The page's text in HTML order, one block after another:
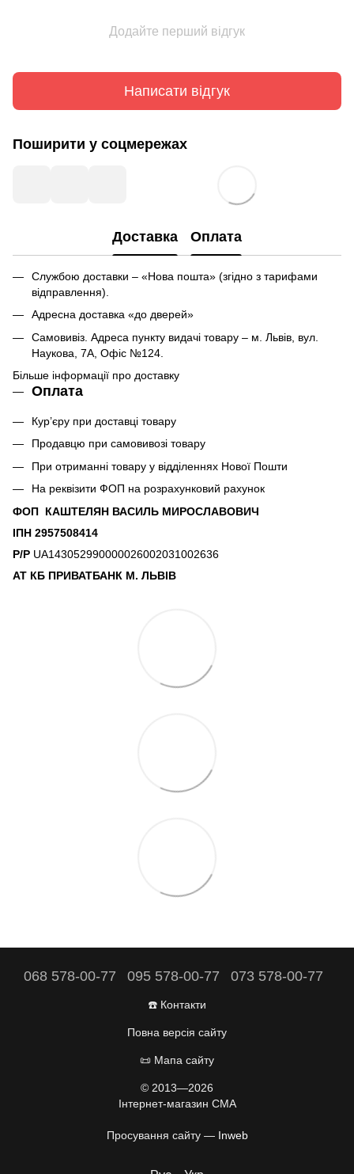
Додайте перший відгук
Написати відгук
Поширити у соцмережах
Доставка Оплата
Службою доставки – «Нова пошта» (згідно з тарифами
відправлення).
Адресна доставка «до дверей»
Самовивіз. Адреса пункту видачі товару – м. Львів, вул.
Наукова, 7А, Офіс №124.
Більше інформації про доставку
Оплата
Кур’єру при доставці товару
Продавцю при самовивозі товару
При отриманні товару у відділеннях Нової Пошти
На реквізити ФОП на розрахунковий рахунок
ФОП КАШТЕЛЯН ВАСИЛЬ МИРОСЛАВОВИЧ
ІПН 2957508414
Р/Р UA143052990000026002031002636
АТ КБ ПРИВАТБАНК М. ЛЬВІВ
068 578-00-77 095 578-00-77 073 578-00-77
☎️ Контакти
Повна версія сайту
📜 Мапа сайту
© 2013—2026
Інтернет-магазин CMA
Просування сайту — Inweb